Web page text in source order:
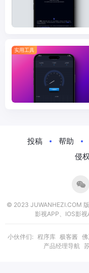
实用工具
投稿 帮助
侵
© 2023 JUWANHEZI.COM
影视APP、IOS影
小伙伴们: 程序库 极客酱
产品经理导航